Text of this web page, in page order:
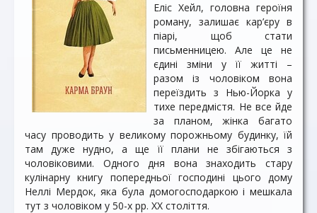
Еліс Хейл, головна героїня
роману, залишає кар’єру в
піарі, щоб стати
письменницею. Але це не
єдині зміни у її житті –
разом із чоловіком вона
переїздить з Нью-Йорка у
тихе передмістя. Не все йде
за планом, жінка багато
часу проводить у великому порожньому будинку, їй
там дуже нудно, а ще її плани не збігаються з
чоловіковими. Одного дня вона знаходить стару
кулінарну книгу попередньої господині цього дому
Неллі Мердок, яка була домогосподаркою і мешкала
тут з чоловіком у 50-х рр. ХХ століття.